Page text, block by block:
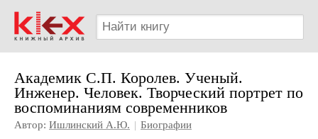
Академик С.П. Королев. Ученый.
Инженер. Человек. Творческий портрет по
воспоминаниям современников
Автор: Ишлинский А.Ю. | Биографии